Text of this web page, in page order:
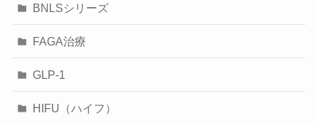
BNLSシリーズ
FAGA治療
GLP-1
HIFU（ハイフ）